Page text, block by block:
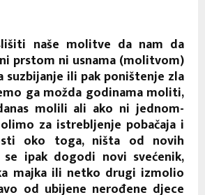
naše molitve da nam da
prstom ni usnama (molitvom)
suzbijanje ili pak poništenje zla
ga možda godinama moliti,
molili ali ako ni jednom-
za istrebljenje pobačaja i
oko toga, ništa od novih
se ipak dogodi novi svećenik,
majka ili netko drugi izmolio
od ubijene nerođene djece